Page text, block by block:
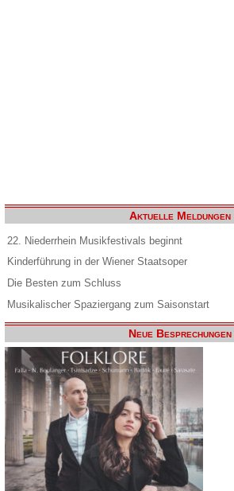
Aktuelle Meldungen
22. Niederrhein Musikfestivals beginnt
Kinderführung in der Wiener Staatsoper
Die Besten zum Schluss
Musikalischer Spaziergang zum Saisonstart
Neue Besprechungen